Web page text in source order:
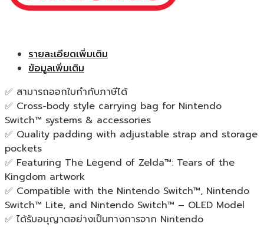
รายละเอียดเพิ่มเติม
ข้อมูลเพิ่มเติม
✅ สามารถออกใบกำกับภาษีได้
✅ Cross-body style carrying bag for Nintendo
Switch™ systems & accessories
✅ Quality padding with adjustable strap and storage
pockets
✅ Featuring The Legend of Zelda™: Tears of the
Kingdom artwork
✅ Compatible with the Nintendo Switch™, Nintendo
Switch™ Lite, and Nintendo Switch™ – OLED Model
✅ ได้รับอนุญาตอย่างเป็นทางการจาก Nintendo